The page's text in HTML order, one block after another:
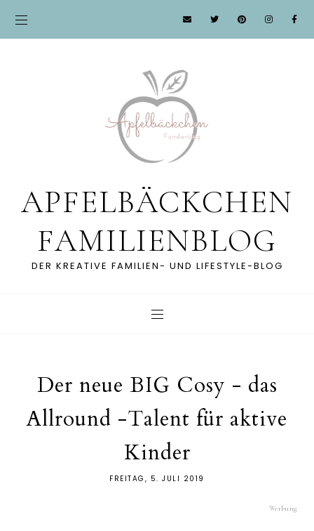
APFELBÄCKCHEN
FAMILIENBLOG
DER KREATIVE FAMILIEN- UND LIFESTYLE-BLOG
Der neue BIG Cosy - das
Allround -Talent für aktive
Kinder
FREITAG, 5. JULI 2019
Werbung